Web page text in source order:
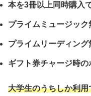
本を3冊以上同時購入
プライムミュージック
プライムリーディング
ギフト券チャージ時
大学生のうちしか利用